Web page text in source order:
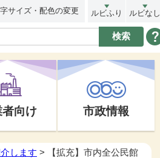
サイズ・配色の変更 ルビふり ルビなし
向け 市政情報
します > 【拡充】市内全公民館